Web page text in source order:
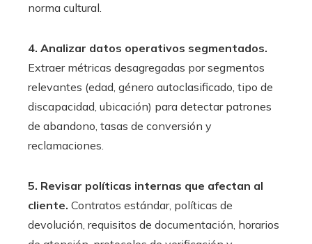
norma cultural.
4. Analizar datos operativos segmentados.
Extraer métricas desagregadas por segmentos
relevantes (edad, género autoclasificado, tipo de
discapacidad, ubicación) para detectar patrones
de abandono, tasas de conversión y
reclamaciones.
5. Revisar políticas internas que afectan al
cliente. Contratos estándar, políticas de
devolución, requisitos de documentación, horarios